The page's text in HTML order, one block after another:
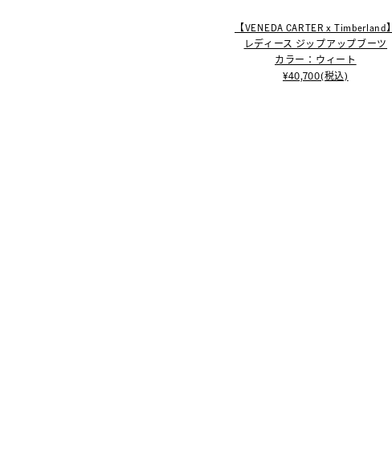
【VENEDA CARTER x Timberland】
レディース​ ジップアップブーツ
カラー：​ウィート
¥40,700(税込)